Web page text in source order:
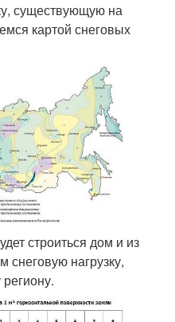
существующую на
картой снеговых
строиться дом и из
нагрузку,